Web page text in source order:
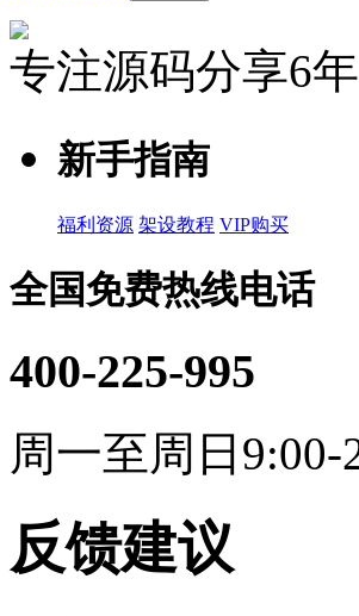
专注源码分享6年
新手指南
福利资源 架设教程 VIP购买
全国免费热线电话
400-225-995
周一至周日9:00-
反馈建议